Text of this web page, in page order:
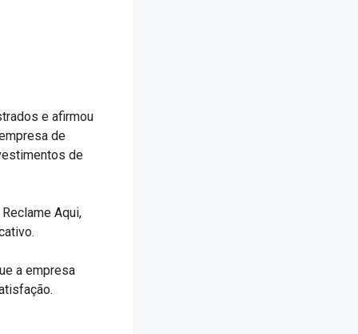
e afirmou
de
de
Aqui,
a empresa